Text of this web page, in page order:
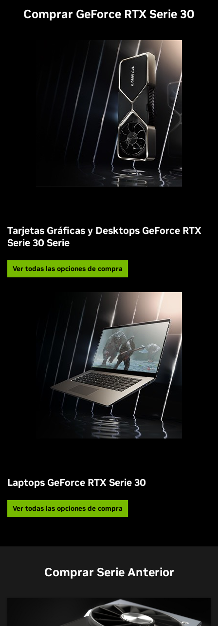
Comprar GeForce RTX Serie 30
Tarjetas Gráficas y Desktops GeForce RTX
Serie 30 Serie
Ver todas las opciones de compra
Laptops GeForce RTX Serie 30
Ver todas las opciones de compra
Comprar Serie Anterior